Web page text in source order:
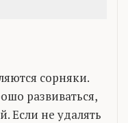
сорняки.
развиваться,
Если не удалять